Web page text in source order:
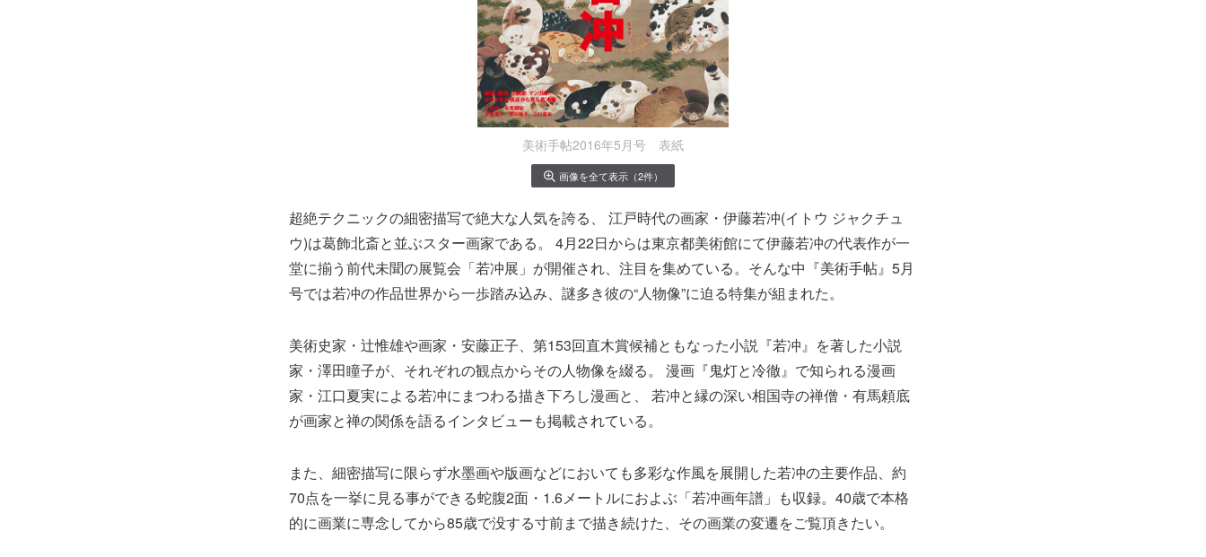
美術手帖2016年5月号 表紙
画像を全て表示（2件）
超絶テクニックの細密描写で絶大な人気を誇る、 江戸時代の画家・伊藤若冲(イトウ ジャクチュ
ウ)は葛飾北斎と並ぶスター画家である。 4月22日からは東京都美術館にて伊藤若冲の代表作が一
堂に揃う前代未聞の展覧会「若冲展」が開催され、注目を集めている。そんな中『美術手帖』5月
号では若冲の作品世界から一歩踏み込み、謎多き彼の“人物像”に迫る特集が組まれた。
美術史家・辻惟雄や画家・安藤正子、第153回直木賞候補ともなった小説『若冲』を著した小説
家・澤田瞳子が、それぞれの観点からその人物像を綴る。 漫画『鬼灯と冷徹』で知られる漫画
家・江口夏実による若冲にまつわる描き下ろし漫画と、 若冲と縁の深い相国寺の禅僧・有馬頼底
が画家と禅の関係を語るインタビューも掲載されている。
また、細密描写に限らず水墨画や版画などにおいても多彩な作風を展開した若冲の主要作品、約
70点を一挙に見る事ができる蛇腹2面・1.6メートルにおよぶ「若冲画年譜」も収録。40歳で本格
的に画業に専念してから85歳で没する寸前まで描き続けた、その画業の変遷をご覧頂きたい。